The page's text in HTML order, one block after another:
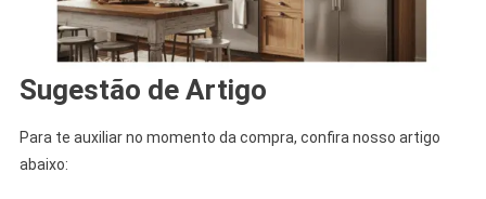
Sugestão de Artigo
Para te auxiliar no momento da compra, confira nosso artigo
abaixo: